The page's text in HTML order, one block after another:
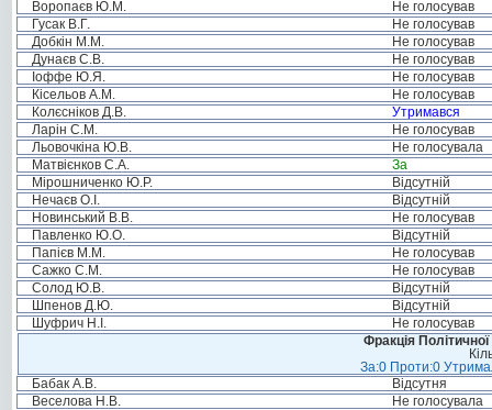
Воропаєв Ю.М.
Не голосував
Гусак В.Г.
Не голосував
Добкін М.М.
Не голосував
Дунаєв С.В.
Не голосував
Іоффе Ю.Я.
Не голосував
Кісельов А.М.
Не голосував
Колєсніков Д.В.
Утримався
Ларін С.М.
Не голосував
Льовочкіна Ю.В.
Не голосувала
Матвієнков С.А.
За
Мірошниченко Ю.Р.
Відсутній
Нечаєв О.І.
Відсутній
Новинський В.В.
Не голосував
Павленко Ю.О.
Відсутній
Папієв М.М.
Не голосував
Сажко С.М.
Не голосував
Солод Ю.В.
Відсутній
Шпенов Д.Ю.
Відсутній
Шуфрич Н.І.
Не голосував
Фракція
За:0 Проти:0
Бабак А.В.
Відсутня
Веселова Н.В.
Не голосувала